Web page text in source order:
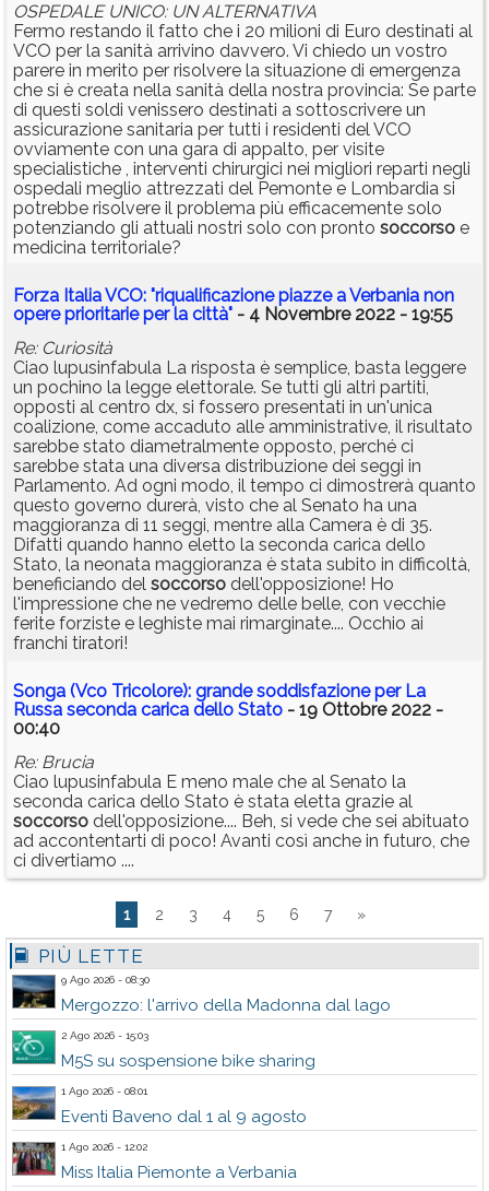
OSPEDALE UNICO: UN ALTERNATIVA
Fermo restando il fatto che i 20 milioni di Euro destinati al
VCO per la sanità arrivino davvero. Vi chiedo un vostro
parere in merito per risolvere la situazione di emergenza
che si è creata nella sanità della nostra provincia: Se parte
di questi soldi venissero destinati a sottoscrivere un
assicurazione sanitaria per tutti i residenti del VCO
ovviamente con una gara di appalto, per visite
specialistiche , interventi chirurgici nei migliori reparti negli
ospedali meglio attrezzati del Pemonte e Lombardia si
potrebbe risolvere il problema più efficacemente solo
potenziando gli attuali nostri solo con pronto soccorso e
medicina territoriale?
Forza Italia VCO: "riqualificazione piazze a Verbania non
opere prioritarie per la città" - 4 Novembre 2022 - 19:55
Re: Curiosità
Ciao lupusinfabula La risposta è semplice, basta leggere
un pochino la legge elettorale. Se tutti gli altri partiti,
opposti al centro dx, si fossero presentati in un'unica
coalizione, come accaduto alle amministrative, il risultato
sarebbe stato diametralmente opposto, perché ci
sarebbe stata una diversa distribuzione dei seggi in
Parlamento. Ad ogni modo, il tempo ci dimostrerà quanto
questo governo durerà, visto che al Senato ha una
maggioranza di 11 seggi, mentre alla Camera è di 35.
Difatti quando hanno eletto la seconda carica dello
Stato, la neonata maggioranza è stata subito in difficoltà,
beneficiando del soccorso dell'opposizione! Ho
l'impressione che ne vedremo delle belle, con vecchie
ferite forziste e leghiste mai rimarginate.... Occhio ai
franchi tiratori!
Songa (Vco Tricolore): grande soddisfazione per La
Russa seconda carica dello Stato - 19 Ottobre 2022 -
00:40
Re: Brucia
Ciao lupusinfabula E meno male che al Senato la
seconda carica dello Stato è stata eletta grazie al
soccorso dell'opposizione.... Beh, si vede che sei abituato
ad accontentarti di poco! Avanti così anche in futuro, che
ci divertiamo ....
1 2 3 4 5 6 7 »
PIÙ LETTE
9 Ago 2026 - 08:30
Mergozzo: l'arrivo della Madonna dal lago
2 Ago 2026 - 15:03
M5S su sospensione bike sharing
1 Ago 2026 - 08:01
Eventi Baveno dal 1 al 9 agosto
1 Ago 2026 - 12:02
Miss Italia Piemonte a Verbania